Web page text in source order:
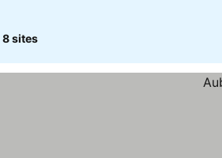
8 sites